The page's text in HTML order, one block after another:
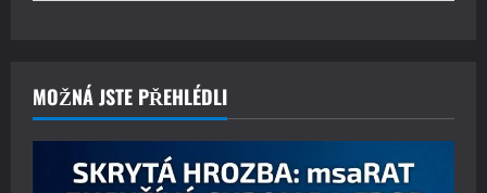
MOŽNÁ JSTE PŘEHLÉDLI